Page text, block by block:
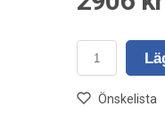
Önskelista